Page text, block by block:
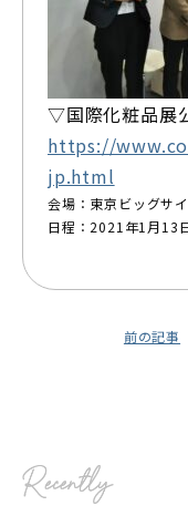
▽国際化粧品展
https://
jp.html
会場：東京ビッグサ
日程：2021年1月13
前の記事